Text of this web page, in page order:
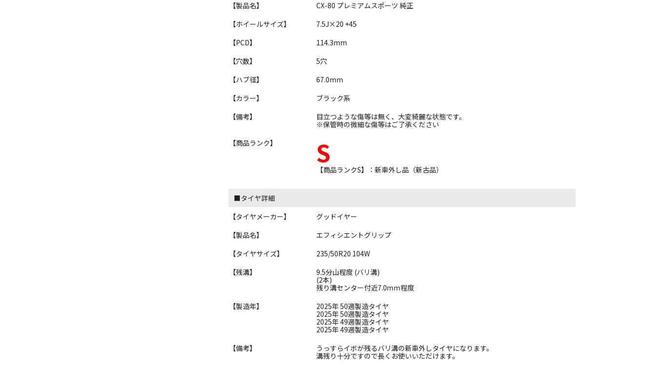
【製品名】
CX-80 プレミアムスポーツ 純正
【ホイールサイズ】
7.5J×20 +45
【PCD】
114.3mm
【穴数】
5穴
【ハブ径】
67.0mm
【カラー】
ブラック系
【備考】
目立つような傷等は無く、大変綺麗な状態です。
※保管時の微細な傷等はご了承ください
【商品ランク】
S
【商品ランクS】：新車外し品（新古品）
■タイヤ詳細
【タイヤメーカー】
グッドイヤー
【製品名】
エフィシエントグリップ
【タイヤサイズ】
235/50R20 104W
【残溝】
9.5分山程度 (バリ溝)
(2本)
残り溝センター付近7.0ｍｍ程度
【製造年】
2025年 50週製造タイヤ
2025年 50週製造タイヤ
2025年 49週製造タイヤ
2025年 49週製造タイヤ
【備考】
うっすらイボが残るバリ溝の新車外しタイヤになります。
溝残り十分ですので長くお使いいただけます。